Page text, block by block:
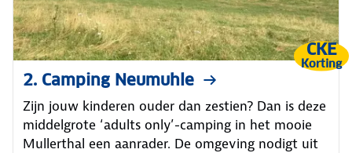
CKE
Korting
2. Camping Neumuhle
Zijn jouw kinderen ouder dan zestien? Dan is deze
middelgrote ‘adults only’-camping in het mooie
Mullerthal een aanrader. De omgeving nodigt uit